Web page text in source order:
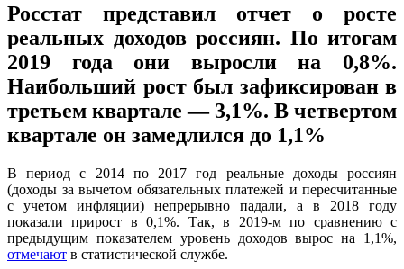
Росстат представил отчет о росте
реальных доходов россиян. По итогам
2019 года они выросли на 0,8%.
Наибольший рост был зафиксирован в
третьем квартале — 3,1%. В четвертом
квартале он замедлился до 1,1%
В период с 2014 по 2017 год реальные доходы россиян
(доходы за вычетом обязательных платежей и пересчитанные
с учетом инфляции) непрерывно падали, а в 2018 году
показали прирост в 0,1%. Так, в 2019-м по сравнению с
предыдущим показателем уровень доходов вырос на 1,1%,
отмечают в статистической службе.